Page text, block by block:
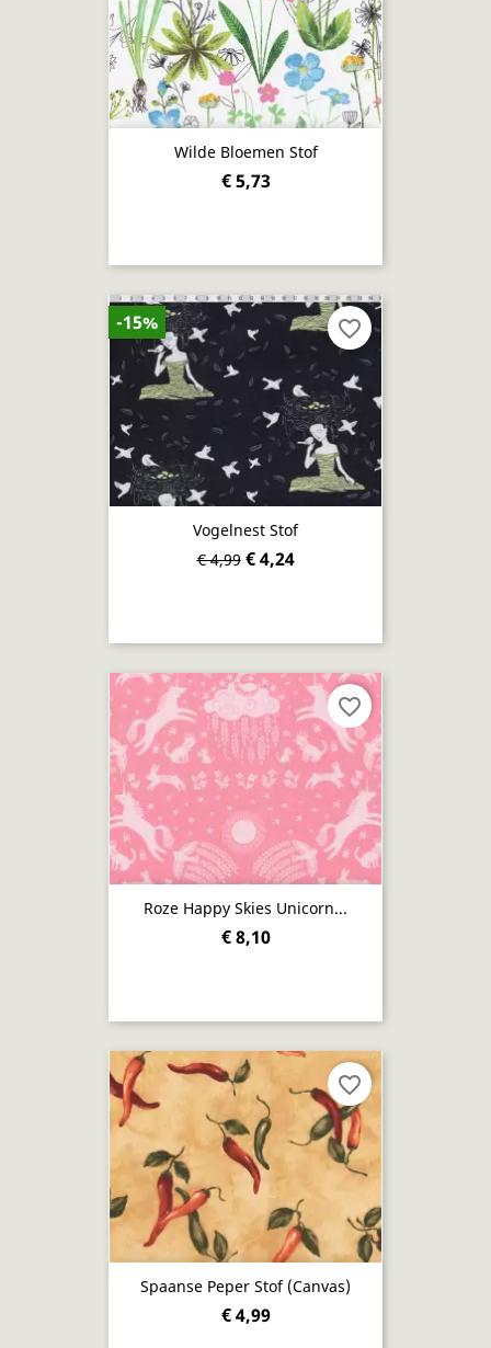
Wilde Bloemen Stof
€ 5,73
Vogelnest Stof
€ 4,99 € 4,24
-15% favorite_border
Roze Happy Skies Unicorn...
€ 8,10
favorite_border
Spaanse Peper Stof (canvas)
€ 4,99
favorite_border